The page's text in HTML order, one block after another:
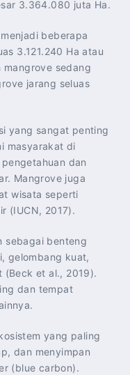
3.364.080 juta Ha.
beberapa
3.121.240 Ha atau
mangrove sedang
jarang seluas
yang sangat penting
masyarakat di
dan
Mangrove juga
wisata seperti
(IUCN, 2017).
sebagai benteng
gelombang kuat,
(Beck et al., 2019).
dan tempat
yang paling
dan menyimpan
(blue carbon).